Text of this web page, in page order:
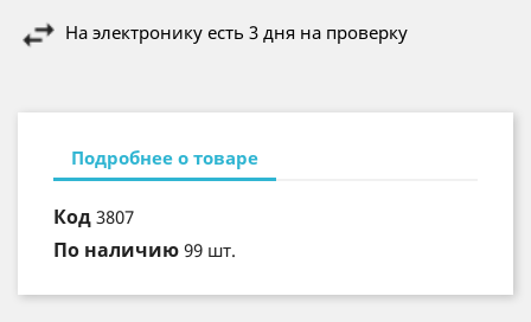
На электронику есть 3 дня на проверку
Подробнее о товаре
Код 3807
По наличию 99 шт.